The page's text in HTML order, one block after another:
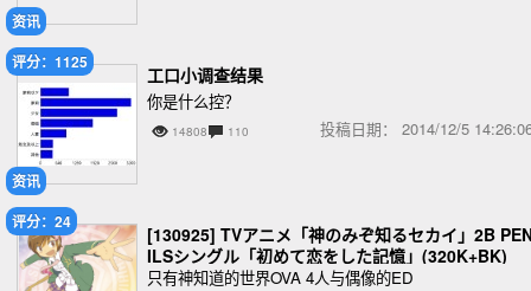
资讯
资讯
评分：1125
工口小调查结果
你是什么控？
14808 110 投稿日期： 2014/12/5
评分：24
[130925] TVアニメ「神のみぞ知るセカイ」2B
ILSシングル「初めて恋をした記憶」(320K+BK)
只有神知道的世界OVA 4人与偶像的ED